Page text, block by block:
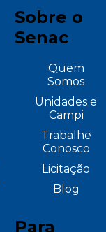
Sobre o
Senac
Quem
Somos
Unidades e
Campi
Trabalhe
Conosco
Licitação
Blog
Para